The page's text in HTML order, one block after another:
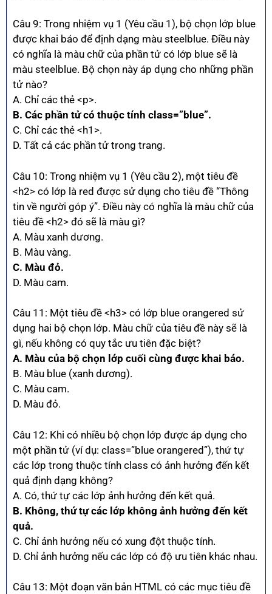
Câu 9: Trong nhiệm vụ 1 (Yêu cầu 1), bộ chọn lớp blue
được khai báo để định dạng màu steelblue. Điều này
có nghĩa là màu chữ của phần tử có lớp blue sẽ là
màu steelblue. Bộ chọn này áp dụng cho những phần
tử nào?
A. Chỉ các thẻ <p>.
B. Các phần tử có thuộc tính class=”blue”.
C. Chỉ các thẻ <h1>.
D. Tất cả các phần tử trong trang.
Câu 10: Trong nhiệm vụ 1 (Yêu cầu 2), một tiêu đề
<h2> có lớp là red được sử dụng cho tiêu đề “Thông
tin về người góp ý”. Điều này có nghĩa là màu chữ của
tiêu đề <h2> đó sẽ là màu gì?
A. Màu xanh dương.
B. Màu vàng.
C. Màu đỏ.
D. Màu cam.
Câu 11: Một tiêu đề <h3> có lớp blue orangered sử
dụng hai bộ chọn lớp. Màu chữ của tiêu đề này sẽ là
gì, nếu không có quy tắc ưu tiên đặc biệt?
A. Màu của bộ chọn lớp cuối cùng được khai báo.
B. Màu blue (xanh dương).
C. Màu cam.
D. Màu đỏ.
Câu 12: Khi có nhiều bộ chọn lớp được áp dụng cho
một phần tử (ví dụ: class=”blue orangered”), thứ tự
các lớp trong thuộc tính class có ảnh hưởng đến kết
quả định dạng không?
A. Có, thứ tự các lớp ảnh hưởng đến kết quả.
B. Không, thứ tự các lớp không ảnh hưởng đến kết
quả.
C. Chỉ ảnh hưởng nếu có xung đột thuộc tính.
D. Chỉ ảnh hưởng nếu các lớp có độ ưu tiên khác nhau.
Câu 13: Một đoạn văn bản HTML có các mục tiêu đề